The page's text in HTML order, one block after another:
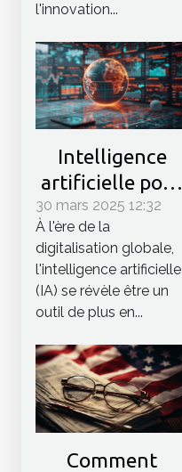
l'innovation...
Intelligence
artificielle pour
la prévision des
crises
économiques
internationales
30 mars 2025 12:32
À l'ère de la
digitalisation globale,
l'intelligence artificielle
(IA) se révèle être un
outil de plus en...
Comment